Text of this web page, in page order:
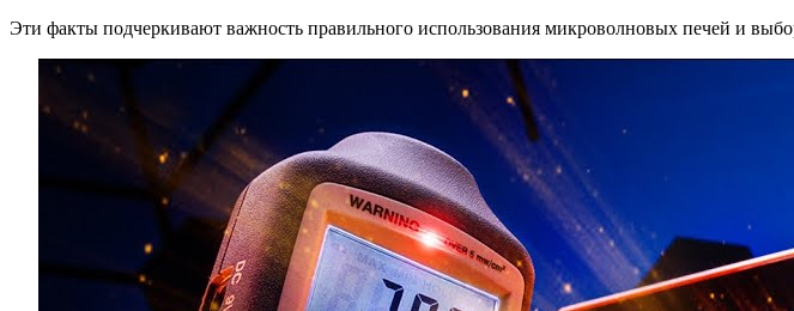
Эти факты подчеркивают важность правильного использования микроволновых печей и